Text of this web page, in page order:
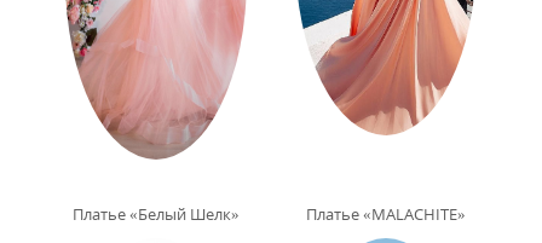
Платье «Белый Шелк» Платье «MALACHITE»